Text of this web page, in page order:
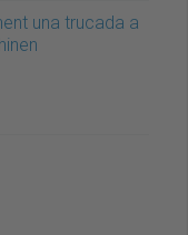
una trucada a